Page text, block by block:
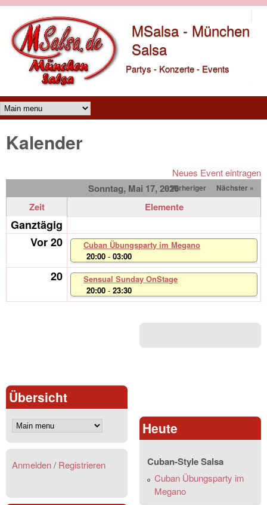
MSalsa - München
Salsa
Partys - Konzerte - Events
Main menu
Kalender
Neues Event eintragen
Sonntag, Mai 17, 2026« Vorheriger Nächster »
Zeit Elemente
Ganztägig
Vor 20
Cuban Übungsparty im Megano
20:00 -03:00
20
Sensual Sunday OnStage
20:00 -23:30
Übersicht
Anmelden/ Registrieren
Heute
Cuban-Style Salsa
Cuban Übungsparty im
Megano